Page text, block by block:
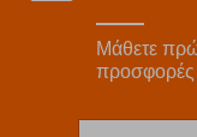
Μάθετε
προσφορές